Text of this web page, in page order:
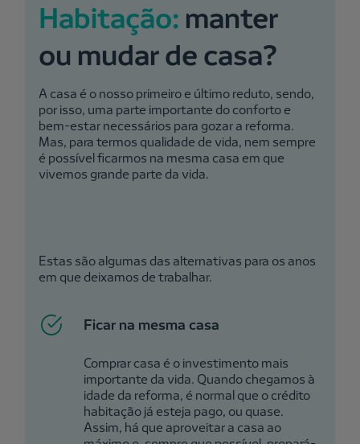
Habitação: manter
ou mudar de casa?
A casa é o nosso primeiro e último reduto, sendo,
por isso, uma parte importante do conforto e
bem-estar necessários para gozar a reforma.
Mas, para termos qualidade de vida, nem sempre
é possível ficarmos na mesma casa em que
vivemos grande parte da vida.
Estas são algumas das alternativas para os anos
em que deixamos de trabalhar.
Ficar na mesma casa
Comprar casa é o investimento mais
importante da vida. Quando chegamos à
idade da reforma, é normal que o crédito
habitação já esteja pago, ou quase.
Assim, há que aproveitar a casa ao